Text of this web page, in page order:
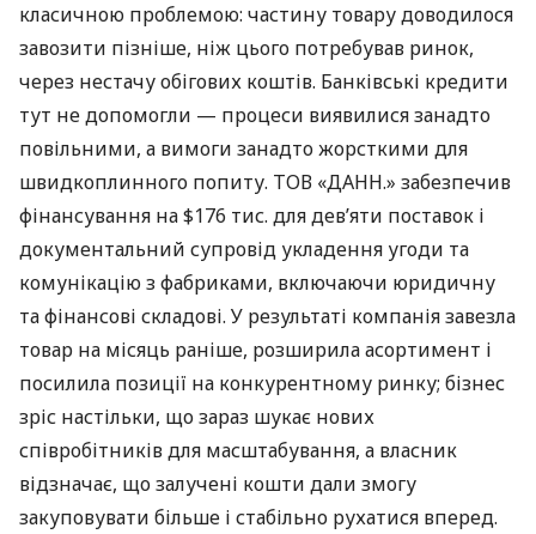
класичною проблемою: частину товару доводилося
завозити пізніше, ніж цього потребував ринок,
через нестачу обігових коштів. Банківські кредити
тут не допомогли — процеси виявилися занадто
повільними, а вимоги занадто жорсткими для
швидкоплинного попиту. ТОВ «ДАНН.» забезпечив
фінансування на $176 тис. для дев’яти поставок і
документальний супровід укладення угоди та
комунікацію з фабриками, включаючи юридичну
та фінансові складові. У результаті компанія завезла
товар на місяць раніше, розширила асортимент і
посилила позиції на конкурентному ринку; бізнес
зріс настільки, що зараз шукає нових
співробітників для масштабування, а власник
відзначає, що залучені кошти дали змогу
закуповувати більше і стабільно рухатися вперед.